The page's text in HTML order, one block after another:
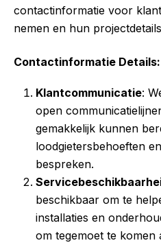
contactinformatie voor
nemen en hun
Contactinformatie Details:
Klantcommunicatie:
open
gemakkelijk kunnen
loodgietersbehoeften
bespreken.
beschikbaar om te
installaties en
om tegemoet te komen